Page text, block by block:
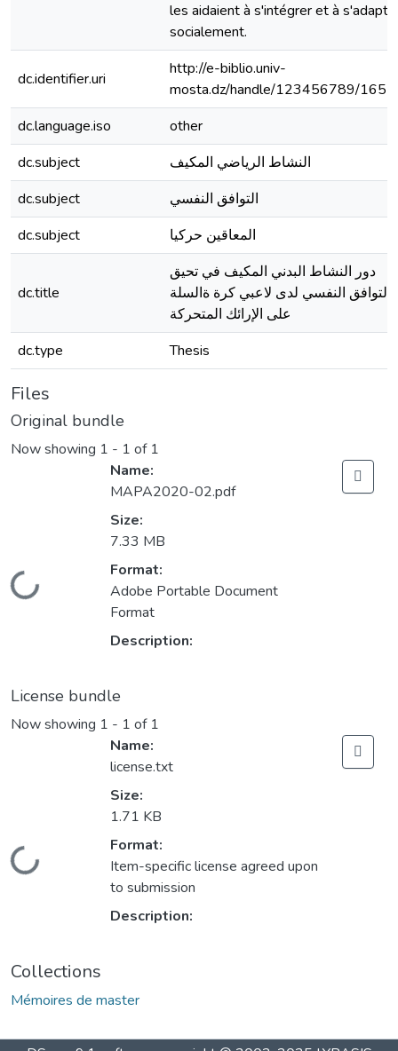
les aidaient à s'intégrer et à
socialement.
dc.identifier.uri
http://e-biblio.univ-
mosta.dz/handle/123456789/
dc.language.iso
other
dc.subject
النشاط الرياضي المكيف
dc.subject
التوافق النفسي
dc.subject
المعاقين حركيا
dc.title
دور النشاط البدني المكيف في تحيق
التوافق النفسي لدى لاعبي كرة ةالسلة
على الإرائك المتحركة
dc.type
Thesis
Files
Original bundle
Now showing 1 - 1 of 1
Loading...
Name:
MAPA2020-02.pdf
Size:
7.33 MB
Format:
Adobe Portable Document
Format
Description:
License bundle
Now showing 1 - 1 of 1
Loading...
Name:
license.txt
Size:
1.71 KB
Format:
Item-specific license agreed upon
to submission
Description:
Collections
Mémoires de master